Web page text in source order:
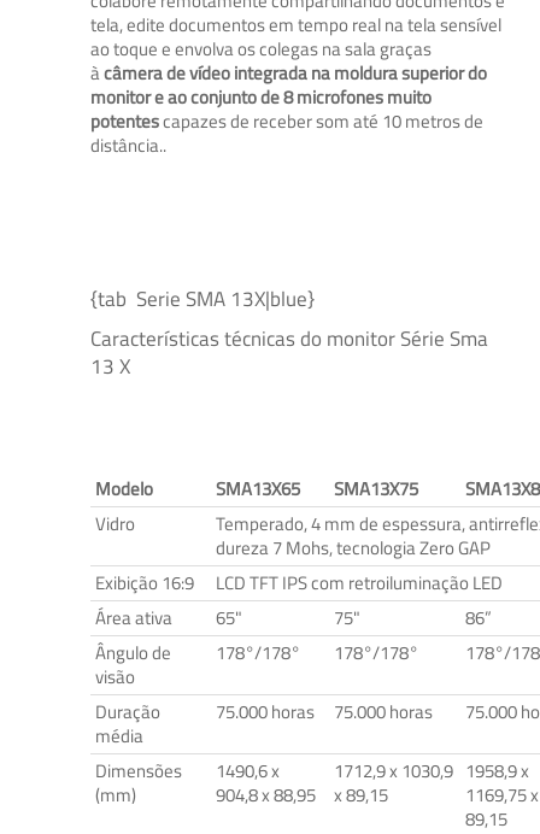
tela, edite documentos em tempo real na tela sensível
ao toque e envolva os colegas na sala graças
àcâmera de vídeo integrada na moldura superior do
monitor e ao conjunto de 8 microfones muito
potentescapazes de receber som até 10 metros de
distância..
{tab Serie SMA 13X|blue}
Características técnicas do monitor Série Sma
13 X
Modelo SMA13X65 SMA13X75
Vidro
Temperado, 4 mm de espessura,
dureza 7 Mohs, tecnologia Zero GAP
Exibição 16:9
LCD TFT IPS com retroiluminação LED
Área ativa
65" 75"
86”
Ângulo de
visão
178°/178° 178°/178° 178°/
Duração
média
75.000 horas 75.000 horas 75.000
Dimensões
(mm)
1490,6 x
904,8 x 88,95
1712,9 x 1030,9
x 89,15
1958,9 x
1169,75 x
89,15